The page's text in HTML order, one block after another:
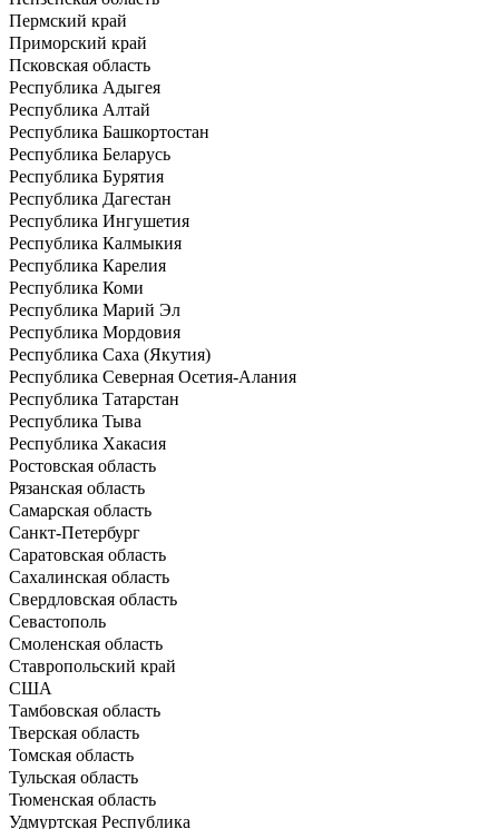
Пермский край
Приморский край
Псковская область
Республика Адыгея
Республика Алтай
Республика Башкортостан
Республика Беларусь
Республика Бурятия
Республика Дагестан
Республика Ингушетия
Республика Калмыкия
Республика Карелия
Республика Коми
Республика Марий Эл
Республика Мордовия
Республика Саха (Якутия)
Республика Северная Осетия-Алания
Республика Татарстан
Республика Тыва
Республика Хакасия
Ростовская область
Рязанская область
Самарская область
Санкт-Петербург
Саратовская область
Сахалинская область
Свердловская область
Севастополь
Смоленская область
Ставропольский край
США
Тамбовская область
Тверская область
Томская область
Тульская область
Тюменская область
Удмуртская Республика